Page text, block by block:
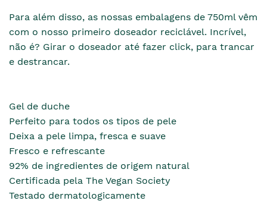
Para além disso, as nossas embalagens de 750ml vêm
com o nosso primeiro doseador reciclável. Incrível,
não é? Girar o doseador até fazer click, para trancar
e destrancar.
Gel de duche
Perfeito para todos os tipos de pele
Deixa a pele limpa, fresca e suave
Fresco e refrescante
92% de ingredientes de origem natural
Certificada pela The Vegan Society
Testado dermatologicamente